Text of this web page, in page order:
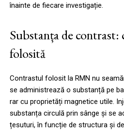
înainte de fiecare investigație.
Substanța de contrast:
folosită
Contrastul folosit la RMN nu
se administrează o substanță pe
rar cu proprietăți magnetice utile.
substanța circulă prin sânge și se
țesuturi, în funcție de structura și